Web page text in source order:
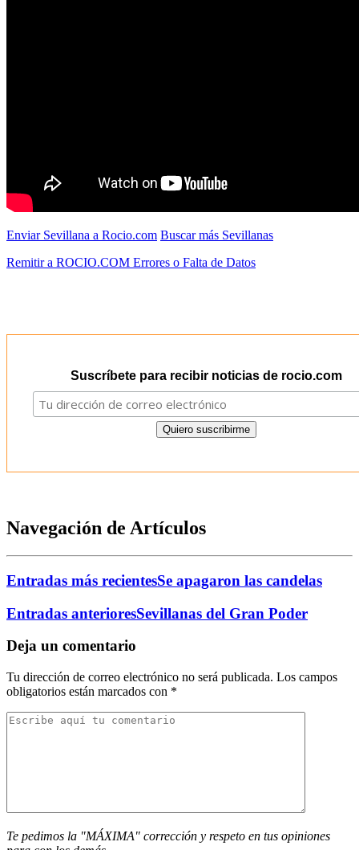
Enviar Sevillana a Rocio.com Buscar más Sevillanas
Remitir a ROCIO.COM Errores o Falta de Datos
Suscríbete para recibir noticias de rocio.com
Navegación de Artículos
Entradas más recientesSe apagaron las candelas
Entradas anterioresSevillanas del Gran Poder
Deja un comentario
Tu dirección de correo electrónico no será publicada. Los campos
obligatorios están marcados con *
Te pedimos la "MÁXIMA" corrección y respeto en tus opiniones